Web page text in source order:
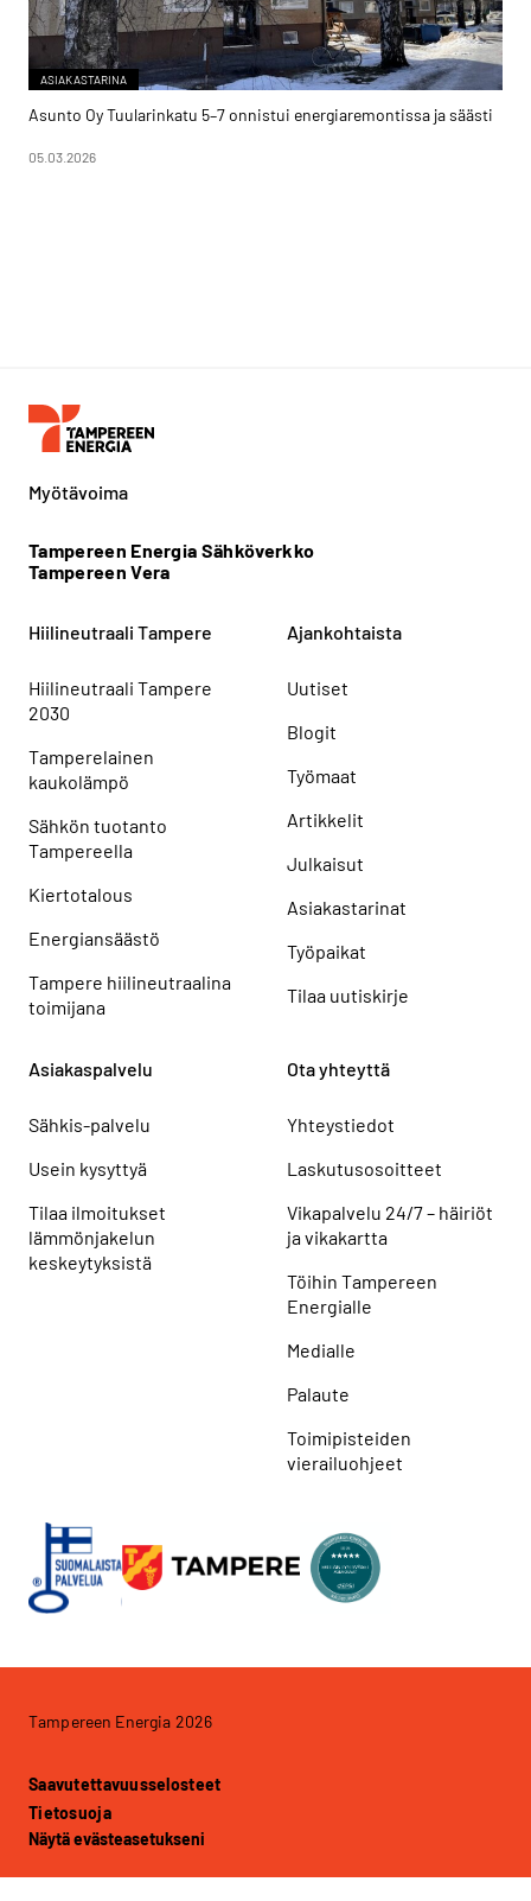
ASIAKASTARINA
Asunto Oy Tuularinkatu 5–7 onnistui energiaremontissa ja säästi
05.03.2026
Myötävoima
Tampereen Energia Sähköverkko
Tampereen Vera
Hiilineutraali Tampere
Hiilineutraali Tampere
2030
Tamperelainen
kaukolämpö
Sähkön tuotanto
Tampereella
Kiertotalous
Energiansäästö
Tampere hiilineutraalina
toimijana
Ajankohtaista
Uutiset
Blogit
Työmaat
Artikkelit
Julkaisut
Asiakastarinat
Työpaikat
Tilaa uutiskirje
Asiakaspalvelu
Sähkis-palvelu
Usein kysyttyä
Tilaa ilmoitukset
lämmönjakelun
keskeytyksistä
Ota yhteyttä
Yhteystiedot
Laskutusosoitteet
Vikapalvelu 24/7 – häiriöt
ja vikakartta
Töihin Tampereen
Energialle
Medialle
Palaute
Toimipisteiden
vierailuohjeet
Tampereen Energia 2026
Saavutettavuusselosteet
Tietosuoja
Näytä evästeasetukseni